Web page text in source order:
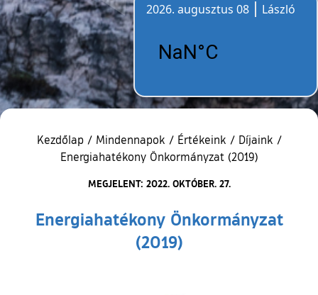
2026. augusztus 08
László
Kezdőlap / Mindennapok / Értékeink / Díjaink /
Energiahatékony Önkormányzat (2019)
MEGJELENT: 2022. OKTÓBER. 27.
Energiahatékony Önkormányzat
(2019)